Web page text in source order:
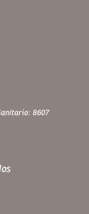
8607